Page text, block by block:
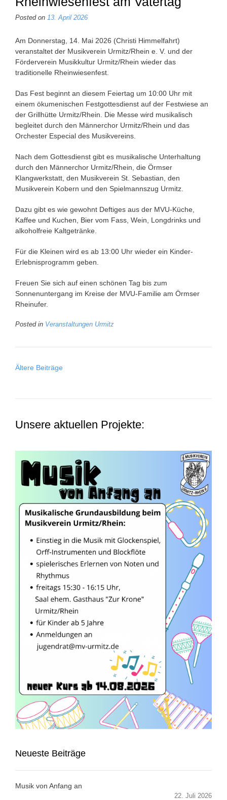
Posted on 13. April 2026
Am Donnerstag, 14. Mai 2026 (Christi Himmelfahrt)
veranstaltet der Musikverein Urmitz/Rhein e. V. und der
Förderverein Musikkultur Urmitz/Rhein wieder das
traditionelle Rheinwiesenfest.
Das Fest beginnt an diesem Feiertag um 10:00 Uhr mit
einem ökumenischen Festgottesdienst auf der Festwiese an
der Grillhütte Urmitz/Rhein. Die Messe wird musikalisch
begleitet durch den Männerchor Urmitz/Rhein und das
Orchester Especial des Musikvereins.
Nach dem Gottesdienst gibt es musikalische Unterhaltung
durch den Männerchor Urmitz/Rhein, die Örmser
Klangwerkstatt, den Musikverein St. Sebastian, den
Musikverein Kobern und den Spielmannszug Urmitz.
Dazu gibt es wie gewohnt Deftiges aus der MVU-Küche,
Kaffee und Kuchen, Bier vom Fass, Wein, Longdrinks und
alkoholfreie Kaltgetränke.
Für die Kleinen wird es ab 13:00 Uhr wieder ein Kinder-
Erlebnisprogramm geben.
Freuen Sie sich auf einen schönen Tag bis zum
Sonnenuntergang im Kreise der MVU-Familie am Örmser
Rheinufer.
Posted in Veranstaltungen Urmitz
Beitragsnavigation
Ältere Beiträge
Unsere aktuellen Projekte:
Neueste Beiträge
Musik von Anfang an
22. Juli 2026